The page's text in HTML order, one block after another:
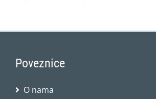
Poveznice
O nama